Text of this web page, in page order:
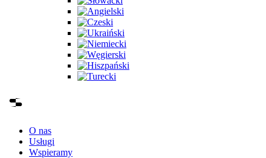
O nas
Usługi
Wspieramy